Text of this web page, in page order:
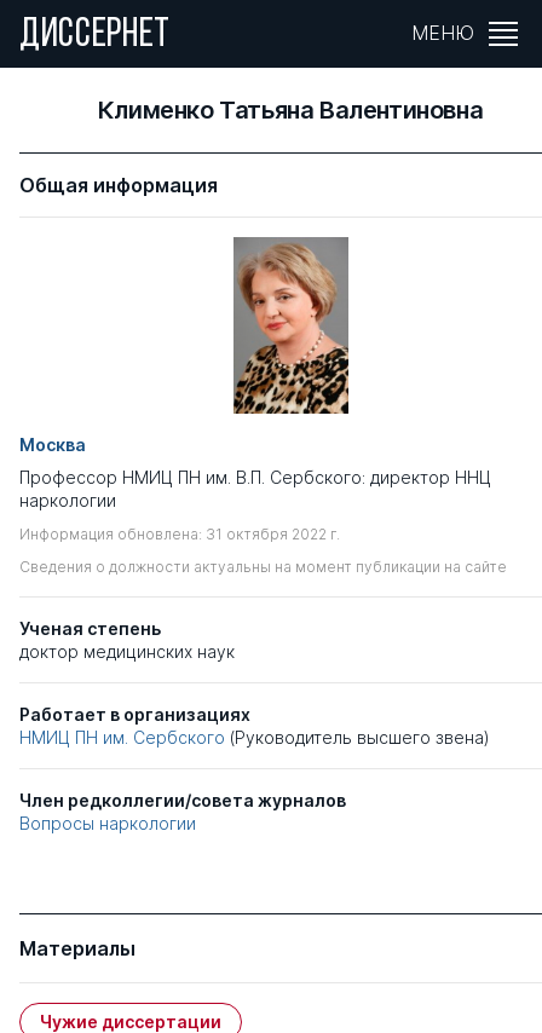
ДИССЕРНЕТ МЕНЮ
Клименко Татьяна Валентиновна
Общая информация
Москва
Профессор НМИЦ ПН им. В.П. Сербского: директор ННЦ
наркологии
Информация обновлена: 31 октября 2022 г.
Сведения о должности актуальны на момент публикации на сайте
Ученая степень
доктор медицинских наук
Работает в организациях
НМИЦ ПН им. Сербского (Руководитель высшего звена)
Член редколлегии/совета журналов
Вопросы наркологии
Материалы
Чужие диссертации